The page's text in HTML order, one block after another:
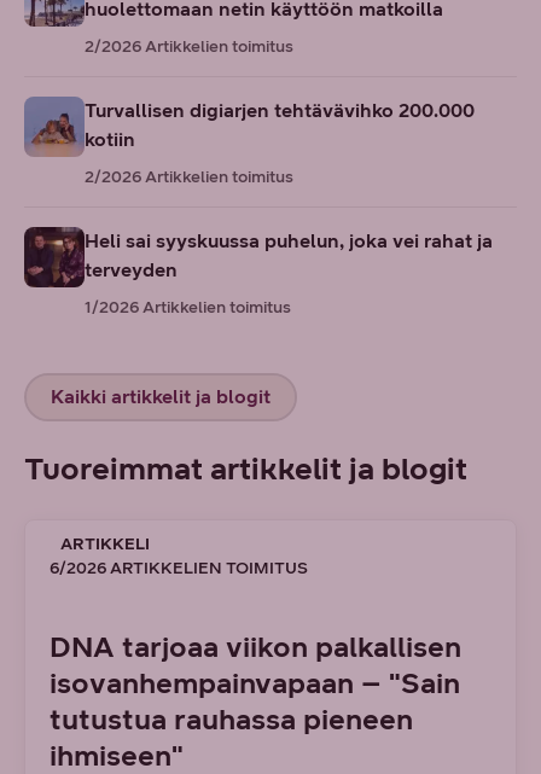
huolettomaan netin käyttöön matkoilla
2/2026Artikkelien toimitus
Turvallisen digiarjen tehtävävihko 200.000
kotiin
2/2026Artikkelien toimitus
Heli sai syyskuussa puhelun, joka vei rahat ja
terveyden
1/2026Artikkelien toimitus
Kaikki artikkelit ja blogit
Tuoreimmat artikkelit ja blogit
ARTIKKELI
6/2026 ARTIKKELIEN TOIMITUS
DNA tarjoaa viikon palkallisen
isovanhempainvapaan – "Sain
tutustua rauhassa pieneen
ihmiseen"